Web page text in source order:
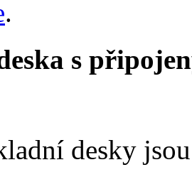
.
s
desky